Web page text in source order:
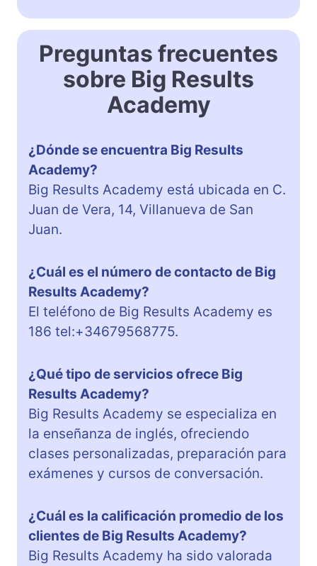
Preguntas frecuentes
sobre Big Results
Academy
¿Dónde se encuentra Big Results
Academy?
Big Results Academy está ubicada en C.
Juan de Vera, 14, Villanueva de San
Juan.
¿Cuál es el número de contacto de Big
Results Academy?
El teléfono de Big Results Academy es
186 tel:+34679568775.
¿Qué tipo de servicios ofrece Big
Results Academy?
Big Results Academy se especializa en
la enseñanza de inglés, ofreciendo
clases personalizadas, preparación para
exámenes y cursos de conversación.
¿Cuál es la calificación promedio de los
clientes de Big Results Academy?
Big Results Academy ha sido valorada